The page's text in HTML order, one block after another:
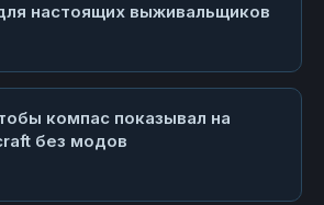
настоящих выживальщиков
компас показывал на
без модов